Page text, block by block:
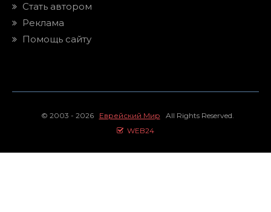
Стать автором
Реклама
Помощь сайту
© 2003 - 2026 Еврейский Мир All Rights Reserved.
WEB24